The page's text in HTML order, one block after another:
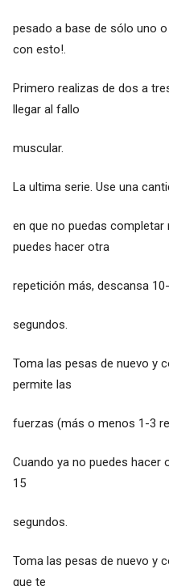
pesado a base de sólo uno
con esto!.
Primero realizas de dos a
llegar al fallo
muscular.
La ultima serie. Use una
en que no puedas completar
puedes hacer otra
repetición más, descansa
segundos.
Toma las pesas de nuevo y
permite las
fuerzas (más o menos 1-3
Cuando ya no puedes hacer
15
segundos.
Toma las pesas de nuevo y
que te